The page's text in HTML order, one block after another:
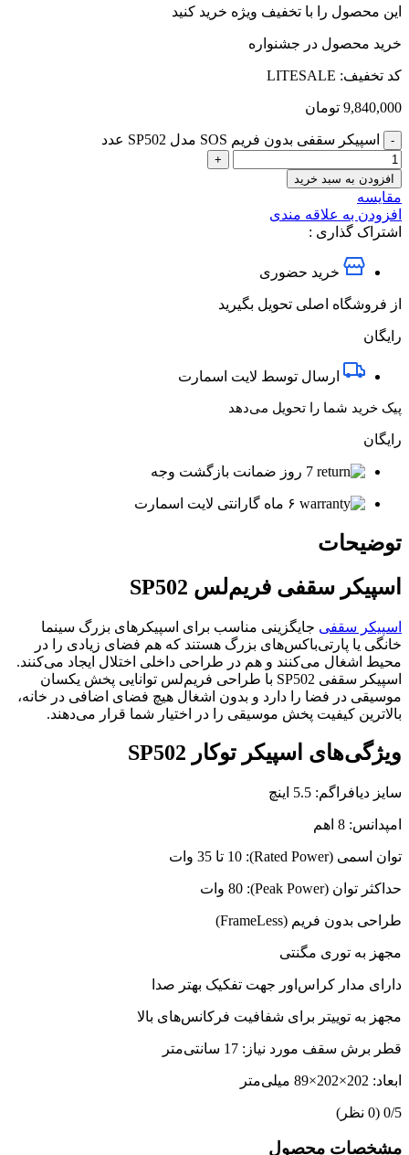
این محصول را با تخفیف ویژه خرید کنید
خرید محصول در جشنواره
کد تخفیف: LITESALE
9,840,000 تومان
اسپیکر سقفی بدون فریم SOS مدل SP502 عدد
افزودن به سبد خرید
مقایسه
افزودن به علاقه مندی
اشتراک گذاری :
خرید حضوری
از فروشگاه اصلی تحویل بگیرید
رایگان
ارسال توسط لایت اسمارت
پیک خرید شما را تحویل می‌دهد
رایگان
7 روز ضمانت بازگشت وجه
۶ ماه گارانتی لایت اسمارت
توضیحات
اسپیکر سقفی فریم‌لس SP502
اسپیکر سقفی جایگزینی مناسب برای اسپیکرهای بزرگ سینما
خانگی یا پارتی‌باکس‌های بزرگ هستند که هم فضای زیادی را در
محیط اشغال می‌کنند و هم در طراحی داخلی اختلال ایجاد می‌کنند.
اسپیکر سقفی SP502 با طراحی فریم‌لس توانایی پخش یکسان
موسیقی در فضا را دارد و بدون اشغال هیچ فضای اضافی در خانه،
بالاترین کیفیت پخش موسیقی را در اختیار شما قرار می‌دهند.
ویژگی‌های اسپیکر توکار SP502
سایز دیافراگم: 5.5 اینچ
امپدانس: 8 اهم
توان اسمی (Rated Power): 10 تا 35 وات
حداکثر توان (Peak Power): 80 وات
طراحی بدون فریم (FrameLess)
مجهز به توری مگنتی
دارای مدار کراس‌اور جهت تفکیک بهتر صدا
مجهز به توییتر برای شفافیت فرکانس‌های بالا
قطر برش سقف مورد نیاز: 17 سانتی‌متر
ابعاد: 202×202×89 میلی‌متر
‫0/5 ‫(0 نظر)
مشخصات محصول